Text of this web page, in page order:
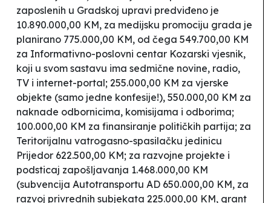
zaposlenih u Gradskoj upravi predviđeno je
10.890.000,00 KM, za medijsku promociju grada je
planirano 775.000,00 KM, od čega 549.700,00 KM
za Informativno-poslovni centar Kozarski vjesnik,
koji u svom sastavu ima sedmične novine, radio,
TV i internet-portal; 255.000,00 KM za vjerske
objekte (samo jedne konfesije!), 550.000,00 KM za
naknade odbornicima, komisijama i odborima;
100.000,00 KM za finansiranje političkih partija; za
Teritorijalnu vatrogasno-spasilačku jedinicu
Prijedor 622.500,00 KM; za razvojne projekte i
podsticaj zapošljavanja 1.468.000,00 KM
(subvencija Autotransportu AD 650.000,00 KM, za
razvoj privrednih subjekata 225.000,00 KM, grant